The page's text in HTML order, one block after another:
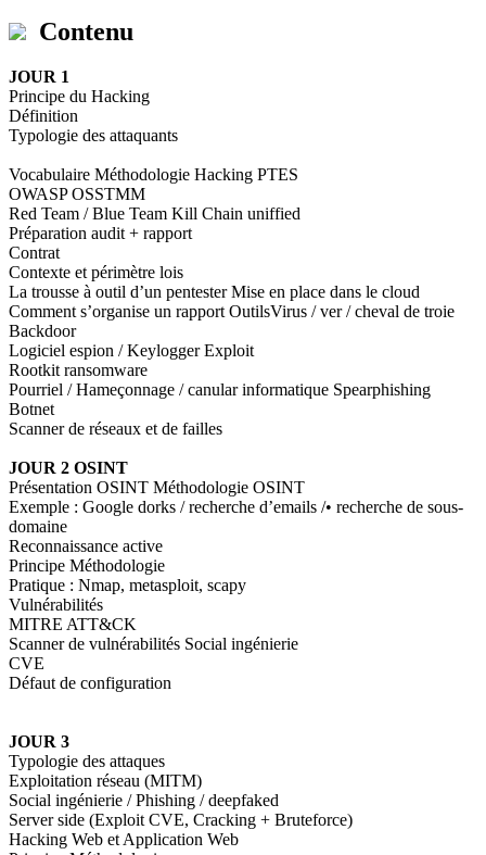
Contenu
JOUR 1
Principe du Hacking
Définition
Typologie des attaquants
Vocabulaire Méthodologie Hacking PTES
OWASP OSSTMM
Red Team / Blue Team Kill Chain uniffied
Préparation audit + rapport
Contrat
Contexte et périmètre lois
La trousse à outil d’un pentester Mise en place dans le cloud
Comment s’organise un rapport OutilsVirus / ver / cheval de troie
Backdoor
Logiciel espion / Keylogger Exploit
Rootkit ransomware
Pourriel / Hameçonnage / canular informatique Spearphishing
Botnet
Scanner de réseaux et de failles
JOUR 2 OSINT
Présentation OSINT Méthodologie OSINT
Exemple : Google dorks / recherche d’emails /• recherche de sous-
domaine
Reconnaissance active
Principe Méthodologie
Pratique : Nmap, metasploit, scapy
Vulnérabilités
MITRE ATT&CK
Scanner de vulnérabilités Social ingénierie
CVE
Défaut de configuration
JOUR 3
Typologie des attaques
Exploitation réseau (MITM)
Social ingénierie / Phishing / deepfaked
Server side (Exploit CVE, Cracking + Bruteforce)
Hacking Web et Application Web